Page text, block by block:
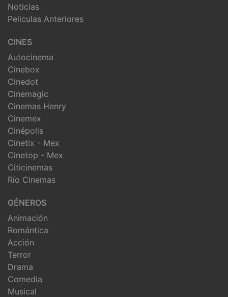
Noticias
Peliculas Anteriores
CINES
Autocinema
Cinebox
Cinedot
Cinemagic
Cinemas Henry
Cinemex
Cinépolis
Cinetix - Mex
Cinetop - Mex
Citicinemas
Río Cinemas
GÉNEROS
Animación
Romántica
Acción
Terror
Drama
Comedia
Musical